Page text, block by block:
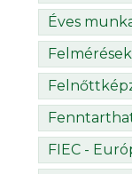
Éves
FIEC -